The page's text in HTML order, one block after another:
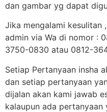
dan gambar yg dapat
Jika mengalami kesulitan
admin via Wa di nomor :
3750-0830 atau 0812-
Setiap Pertanyaan insha
dan setiap pertanyaan
dijalan akan kami jawab
kalaupun ada pertanyaan